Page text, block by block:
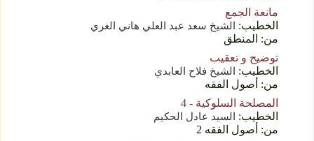
مانعة الجمع
الخطيب: الشيخ سعد عبد العلي هاني الغري
من: المنطق
توضيح و تعقيب
الخطيب: الشيخ فلاح العابدي
من: أصول الفقه
المصلحة السلوكية - 4
الخطيب: السید عادل الحکیم
من: أصول الفقه 2